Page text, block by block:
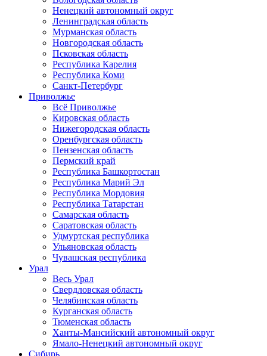
Ненецкий автономный округ
Ленинградская область
Мурманская область
Новгородская область
Псковская область
Республика Карелия
Республика Коми
Санкт-Петербург
Приволжье
Всё Приволжье
Кировская область
Нижегородская область
Оренбургская область
Пензенская область
Пермский край
Республика Башкортостан
Республика Марий Эл
Республика Мордовия
Республика Татарстан
Самарская область
Саратовская область
Удмуртская республика
Ульяновская область
Чувашская республика
Урал
Весь Урал
Свердловская область
Челябинская область
Курганская область
Тюменская область
Ханты-Мансийский автономный округ
Ямало-Ненецкий автономный округ
Сибирь